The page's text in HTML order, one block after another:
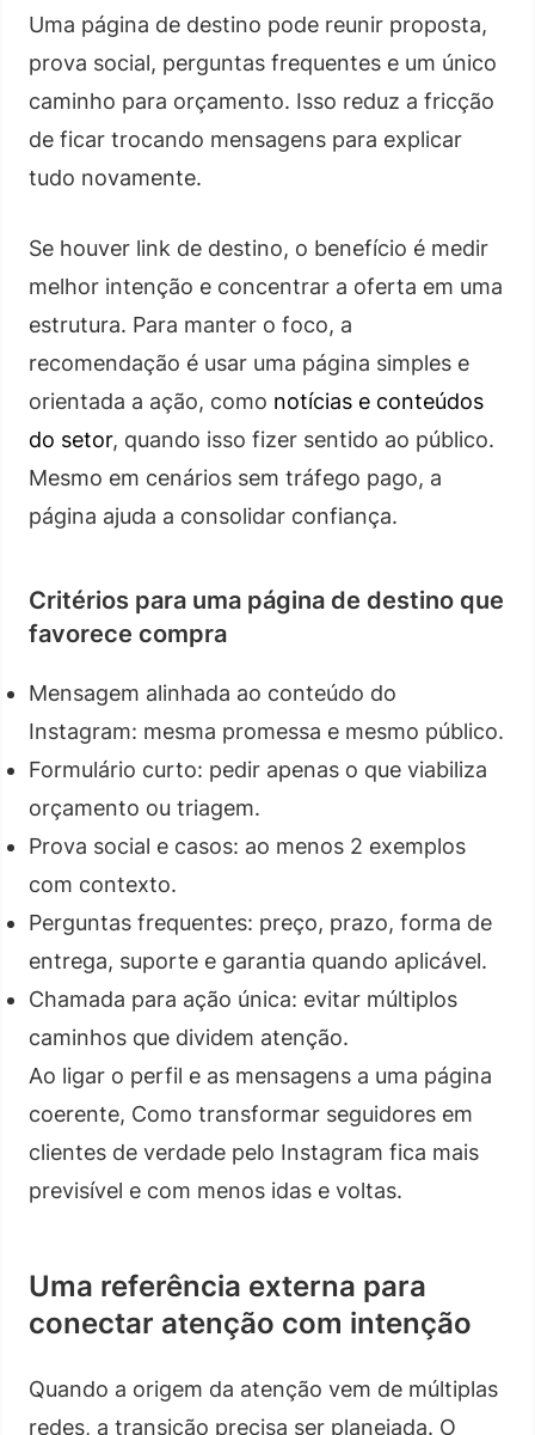
Uma página de destino pode reunir proposta,
prova social, perguntas frequentes e um único
caminho para orçamento. Isso reduz a fricção
de ficar trocando mensagens para explicar
tudo novamente.
Se houver link de destino, o benefício é medir
melhor intenção e concentrar a oferta em uma
estrutura. Para manter o foco, a
recomendação é usar uma página simples e
orientada a ação, como notícias e conteúdos
do setor, quando isso fizer sentido ao público.
Mesmo em cenários sem tráfego pago, a
página ajuda a consolidar confiança.
Critérios para uma página de destino que
favorece compra
Mensagem alinhada ao conteúdo do
Instagram: mesma promessa e mesmo público.
Formulário curto: pedir apenas o que viabiliza
orçamento ou triagem.
Prova social e casos: ao menos 2 exemplos
com contexto.
Perguntas frequentes: preço, prazo, forma de
entrega, suporte e garantia quando aplicável.
Chamada para ação única: evitar múltiplos
caminhos que dividem atenção.
Ao ligar o perfil e as mensagens a uma página
coerente, Como transformar seguidores em
clientes de verdade pelo Instagram fica mais
previsível e com menos idas e voltas.
Uma referência externa para
conectar atenção com intenção
Quando a origem da atenção vem de múltiplas
redes, a transição precisa ser planejada. O